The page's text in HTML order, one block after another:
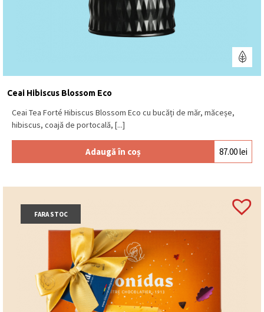
Ceai Hibiscus Blossom Eco
Ceai Tea Forté Hibiscus Blossom Eco cu bucăți de măr, măceșe,
hibiscus, coajă de portocală, [...]
Adaugă în coș 87.00lei
FARA STOC